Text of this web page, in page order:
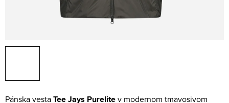
Pánska vestaTee Jays Purelitev modernom tmavosivom